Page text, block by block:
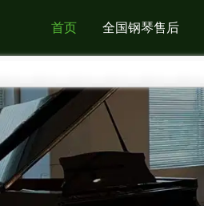
首页 全国钢琴售后